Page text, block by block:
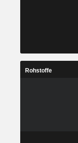
Rohstoffe